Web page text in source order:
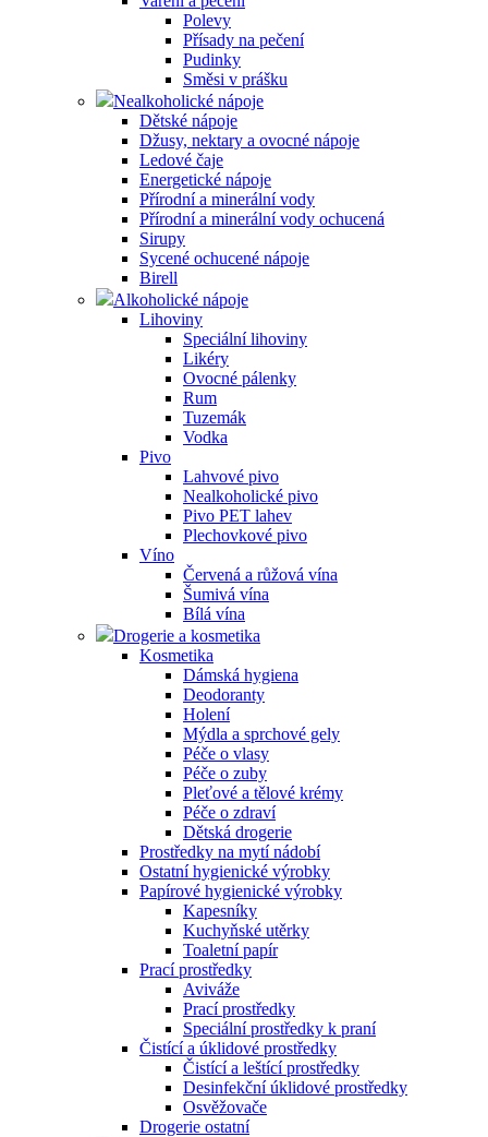
Polevy
Přísady na pečení
Pudinky
Směsi v prášku
Nealkoholické nápoje
Dětské nápoje
Džusy, nektary a ovocné nápoje
Ledové čaje
Energetické nápoje
Přírodní a minerální vody
Přírodní a minerální vody ochucená
Sirupy
Sycené ochucené nápoje
Birell
Alkoholické nápoje
Lihoviny
Speciální lihoviny
Likéry
Ovocné pálenky
Rum
Tuzemák
Vodka
Pivo
Lahvové pivo
Nealkoholické pivo
Pivo PET lahev
Plechovkové pivo
Víno
Červená a růžová vína
Šumivá vína
Bílá vína
Drogerie a kosmetika
Kosmetika
Dámská hygiena
Deodoranty
Holení
Mýdla a sprchové gely
Péče o vlasy
Péče o zuby
Pleťové a tělové krémy
Péče o zdraví
Dětská drogerie
Prostředky na mytí nádobí
Ostatní hygienické výrobky
Papírové hygienické výrobky
Kapesníky
Kuchyňské utěrky
Toaletní papír
Prací prostředky
Aviváže
Prací prostředky
Speciální prostředky k praní
Čistící a úklidové prostředky
Čistící a leštící prostředky
Desinfekční úklidové prostředky
Osvěžovače
Drogerie ostatní